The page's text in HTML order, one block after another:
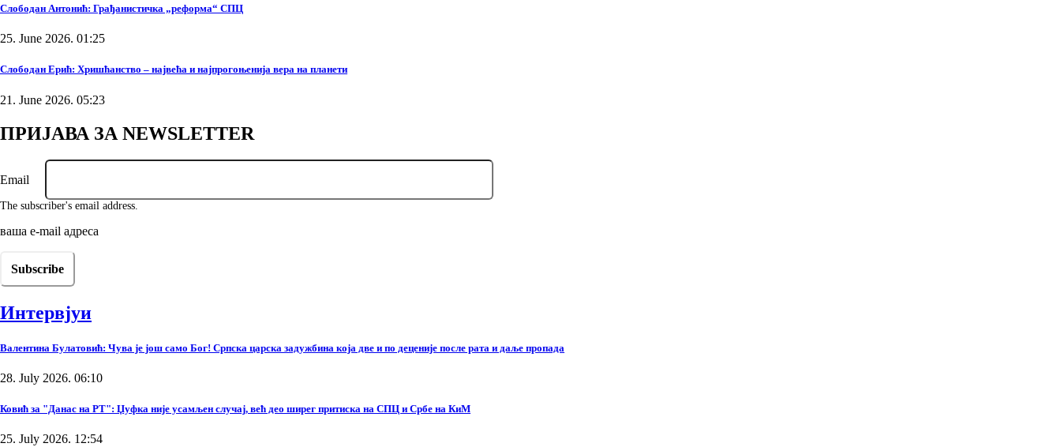
Слободан Антонић: Грађанистичка „реформа“ СПЦ
25. June 2026. 01:25
Слободан Ерић: Хришћанство – највећа и најпрогоњенија вера на планети
21. June 2026. 05:23
ПРИЈАВА ЗА NEWSLETTER
Email
The subscriber's email address.
ваша е-mail адреса
Интервјуи
Валентина Булатовић: Чува је још само Бог! Српска царска задужбина која две и по деценије после рата и даље пропада
28. July 2026. 06:10
Ковић за "Данас на РТ": Џуфка није усамљен случај, већ део ширег притиска на СПЦ и Србе на КиМ
25. July 2026. 12:54